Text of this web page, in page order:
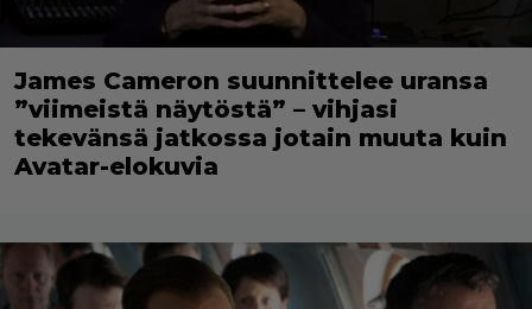
James Cameron suunnittelee uransa
”viimeistä näytöstä” – vihjasi
tekevänsä jatkossa jotain muuta kuin
Avatar-elokuvia